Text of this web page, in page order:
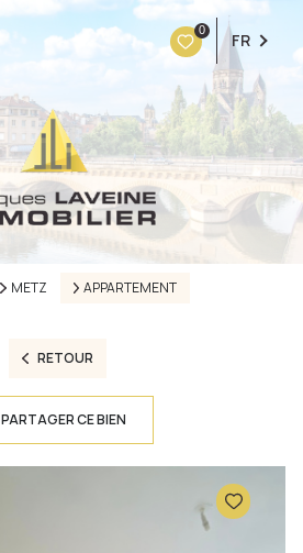
0 FR
METZ APPARTEMENT
RETOUR
PARTAGER CE BIEN